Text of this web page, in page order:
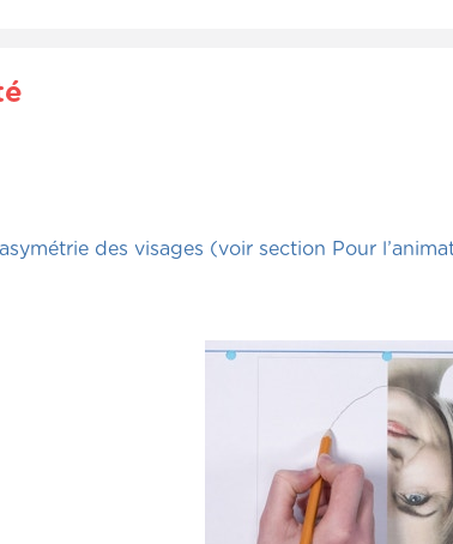
des visages (voir section Pour